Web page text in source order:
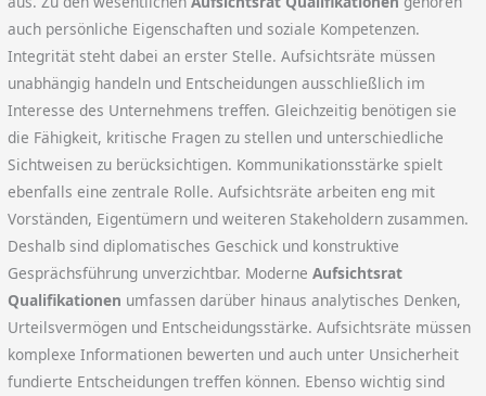
auch persönliche Eigenschaften und soziale Kompetenzen.
Integrität steht dabei an erster Stelle. Aufsichtsräte müssen
unabhängig handeln und Entscheidungen ausschließlich im
Interesse des Unternehmens treffen. Gleichzeitig benötigen sie
die Fähigkeit, kritische Fragen zu stellen und unterschiedliche
Sichtweisen zu berücksichtigen. Kommunikationsstärke spielt
ebenfalls eine zentrale Rolle. Aufsichtsräte arbeiten eng mit
Vorständen, Eigentümern und weiteren Stakeholdern zusammen.
Deshalb sind diplomatisches Geschick und konstruktive
Gesprächsführung unverzichtbar. ModerneAufsichtsrat
Qualifikationen umfassen darüber hinaus analytisches Denken,
Urteilsvermögen und Entscheidungsstärke. Aufsichtsräte müssen
komplexe Informationen bewerten und auch unter Unsicherheit
fundierte Entscheidungen treffen können. Ebenso wichtig sind